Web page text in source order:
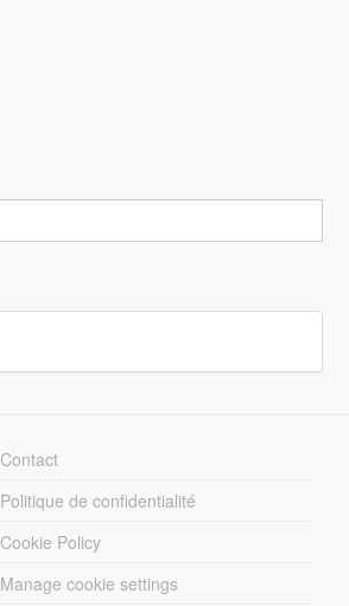
Contact
Politique de confidentialité
Cookie Policy
Manage cookie settings